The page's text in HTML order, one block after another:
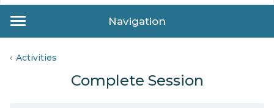
Navigation
Activities
Complete Session